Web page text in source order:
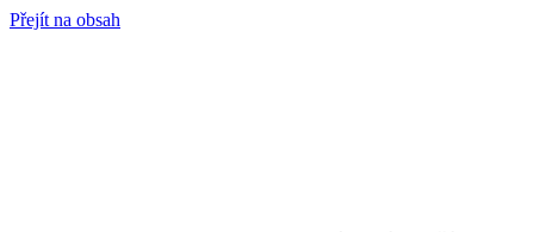
Přejít na obsah